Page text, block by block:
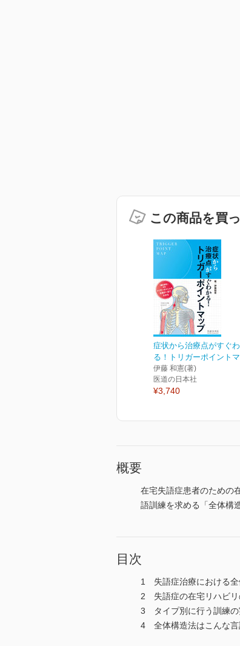
この商品を買
症状から治療点がすぐ
る！トリガーポイント
伊藤 和憲(著)
医道の日本社
¥3,740
概要
在宅失語症患者のための
語訓練を求める「全体構
目次
1 失語症治療における全
2 失語症の在宅リハビリ
3 タイプ別に行う訓練の
4 全体構造法はこんな言